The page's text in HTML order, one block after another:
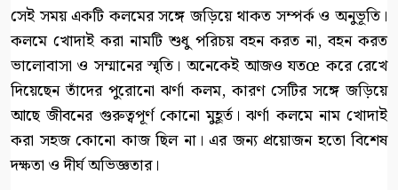
সেই সময় একটি কলমের সঙ্গে জড়িয়ে থাকত সম্পর্ক ও অনুভূতি।
কলমে খোদাই করা নামটি শুধু পরিচয় বহন করত না, বহন করত
ভালোবাসা ও সম্মানের স্মৃতি। অনেকেই আজও যতœ করে রেখে
দিয়েছেন তাঁদের পুরোনো ঝর্ণা কলম, কারণ সেটির সঙ্গে জড়িয়ে
আছে জীবনের গুরুত্বপূর্ণ কোনো মুহূর্ত। ঝর্ণা কলমে নাম খোদাই
করা সহজ কোনো কাজ ছিল না। এর জন্য প্রয়োজন হতো বিশেষ
দক্ষতা ও দীর্ঘ অভিজ্ঞতার।